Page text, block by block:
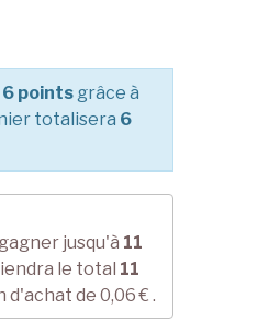
6 pointsgrâce à
totalisera 6
jusqu'à 11
le total 11
d'achat de 0,06 € .